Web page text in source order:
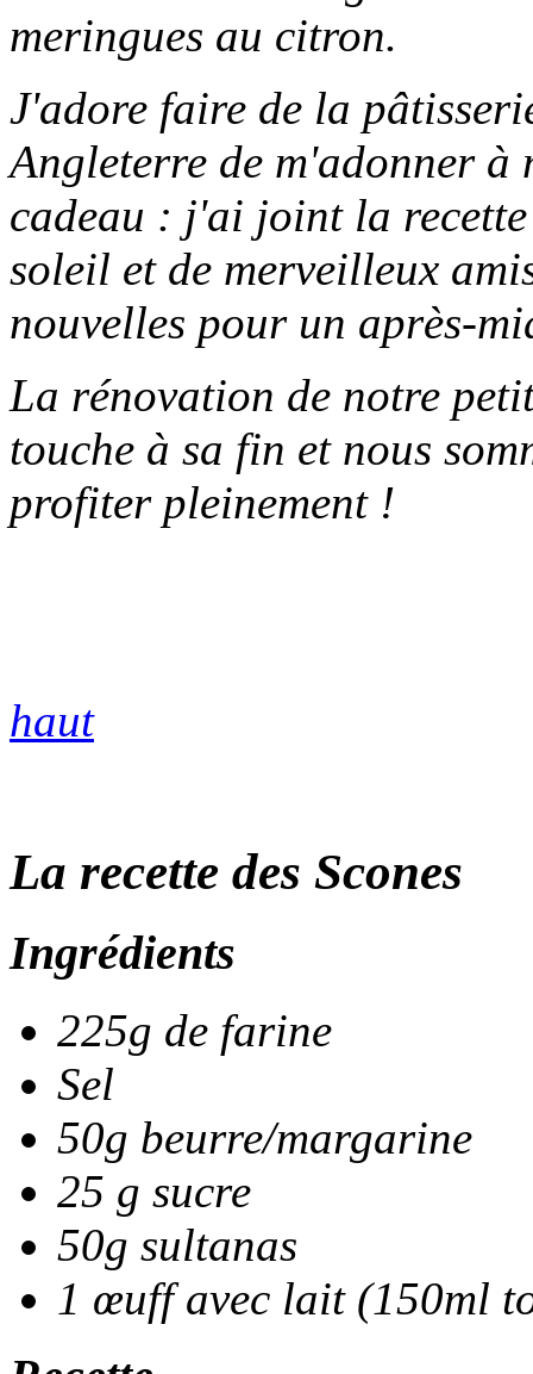
meringues au citron.
J'adore faire de la
Angleterre de m'adonner
cadeau : j'ai joint la recette
soleil et de merveilleux
nouvelles pour un après-
La rénovation de notre
touche à sa fin et nous
profiter pleinement !
haut
La recette des Scones
Ingrédients
225g de farine
Sel
50g beurre/margarine
25 g sucre
50g sultanas
1 œuff avec lait (150ml